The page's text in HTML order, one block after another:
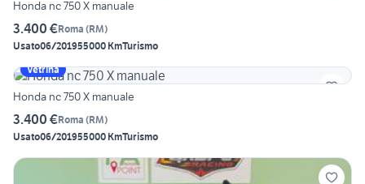
Honda nc 750 X manuale
3.400 €Roma (RM)
Usato06/201955000 KmTurismo
Vetrina
Honda nc 750 X manuale
3.400 €Roma (RM)
Usato06/201955000 KmTurismo